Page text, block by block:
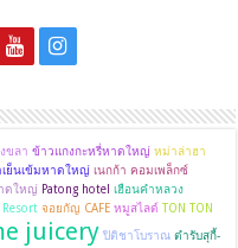
ขลา ข้าวแกงกะหรี่หาดใหญ่ หม่าล่าฮา
เย็นเข้มหาดใหญ่ เนกก้า คอมเพล็กซ์
ดใหญ่ Patong hotel เฮือนคำหลวง
Resort จอยกัญ CAFE หมูสไลด์ TON TON
juicery ปิติชาโบราณ ตำรับสุกี้-